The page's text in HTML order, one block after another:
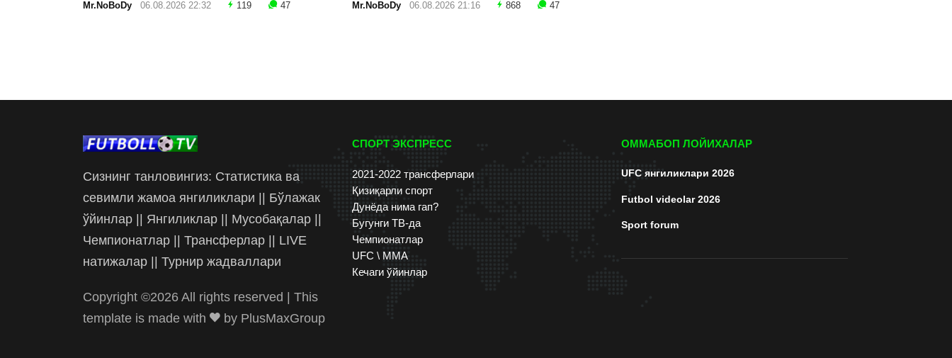
Mr.NoBoDy 06.08.2026 22:32 119 47 Mr.NoBoDy 06.08.2026 21:16 868 47
Сизнинг танловингиз: Статистика ва
севимли жамоа янгиликлари || Бўлажак
ўйинлар || Янгиликлар || Мусобақалар ||
Чемпионатлар || Трансферлар || LIVE
натижалар || Турнир жадваллари
Copyright ©2026 All rights reserved | This
template is made with
by PlusMaxGroup
СПОРТ ЭКСПРЕСС
2021-2022 трансферлари
Қизиқарли спорт
Дунёда нима гап?
Бугунги ТВ-да
Чемпионатлар
UFC \ ММА
Кечаги ўйинлар
ОММАБОП ЛОЙИХАЛАР
UFC янгиликлари 2026
Futbol videolar 2026
Sport forum